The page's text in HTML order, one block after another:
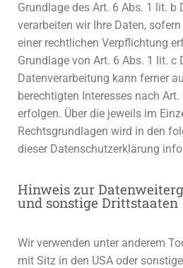
Grundlage des Art. 6 Abs. 1 lit. b
verarbeiten wir Ihre Daten,
einer rechtlichen Verpflichtung
Grundlage von Art. 6 Abs. 1 lit. c
Datenverarbeitung kann ferner
berechtigten Interesses nach
erfolgen. Über die jeweils im
Rechtsgrundlagen wird in den
dieser Datenschutzerklärung
Hinweis zur
und sonstige Drittstaaten
Wir verwenden unter anderem
mit Sitz in den USA oder